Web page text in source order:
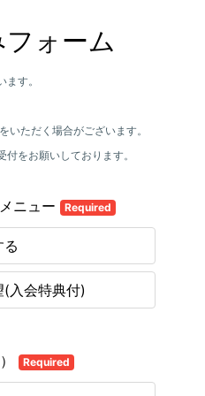
ォーム
す。
いただく場合がございます。
をお願いしております。
ニュー Required
入会特典付)
Required